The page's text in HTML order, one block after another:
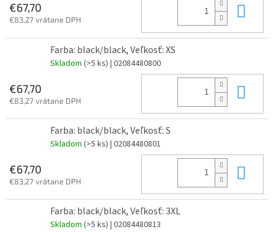
€67,70
€83,27 vrátane DPH
Farba: black/black, Veľkosť: XS
Skladom (>5 ks) | 02084480800
€67,70
€83,27 vrátane DPH
Farba: black/black, Veľkosť: S
Skladom (>5 ks) | 02084480801
€67,70
€83,27 vrátane DPH
Farba: black/black, Veľkosť: 3XL
Skladom (>5 ks) | 02084480813